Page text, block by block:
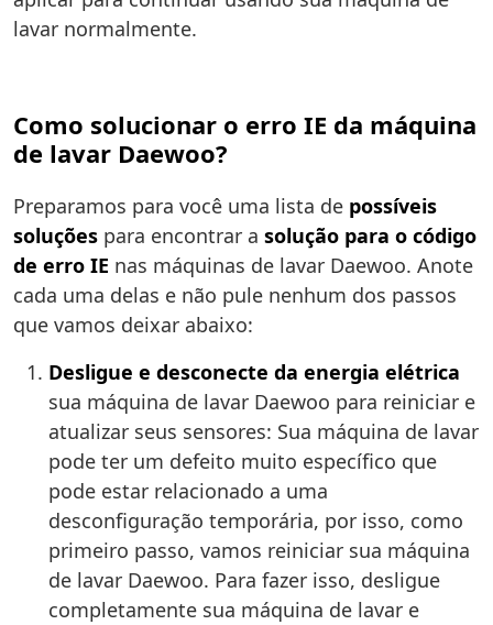
lavar normalmente.
Como solucionar o erro IE da máquina
de lavar Daewoo?
Preparamos para você uma lista de possíveis
soluções para encontrar a solução para o código
de erro IE nas máquinas de lavar Daewoo. Anote
cada uma delas e não pule nenhum dos passos
que vamos deixar abaixo:
Desligue e desconecte da energia elétrica
sua máquina de lavar Daewoo para reiniciar e
atualizar seus sensores: Sua máquina de lavar
pode ter um defeito muito específico que
pode estar relacionado a uma
desconfiguração temporária, por isso, como
primeiro passo, vamos reiniciar sua máquina
de lavar Daewoo. Para fazer isso, desligue
completamente sua máquina de lavar e